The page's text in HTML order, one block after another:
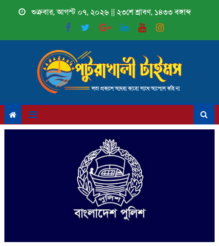
শুক্রবার, আগস্ট ০৭, ২০২৬ || ২৩শে শ্রাবণ, ১৪৩৩ বঙ্গাব্দ